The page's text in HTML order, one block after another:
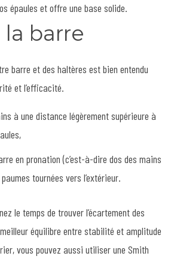
épaules et offre une base solide.
la barre
barre et des haltères est bien entendu
et l’efficacité.
à une distance légèrement supérieure à
en pronation (c’est-à-dire dos des mains
tournées vers l’extérieur.
le temps de trouver l’écartement des
équilibre entre stabilité et amplitude
vous pouvez aussi utiliser une Smith